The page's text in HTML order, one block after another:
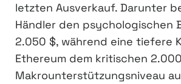
letzten Ausverkauf. Darunter
Händler den psychologischen
2.050 $, während eine tiefere
Ethereum dem kritischen
Makrounterstützungsniveau